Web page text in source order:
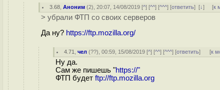
3.68 ,Аноним (2), 20:07, 14/08/2019 [^] [^^] [^^^] [ответить][↓] [к
> убрали ФТП со своих серверов
Да ну? https://ftp.mozilla.org/
4.71 ,чел (??), 00:59, 15/08/2019 [^] [^^] [^^^] [ответить] [к
Ну да.
Сам же пишешь "https://"
ФТП будет ftp://ftp.mozilla.org